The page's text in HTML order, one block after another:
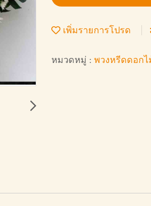
เพิ่มรายการโปรด
หมวดหมู่ : พวงหรีดดอก